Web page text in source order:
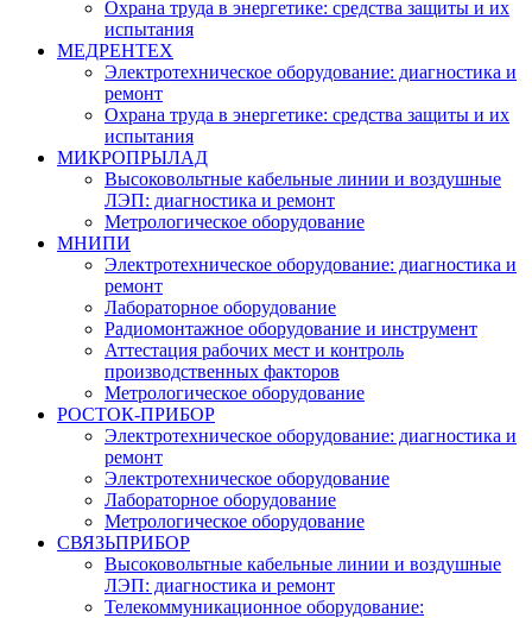
Охрана труда в энергетике: средства защиты и их
испытания
МЕДРЕНТЕХ
Электротехническое оборудование: диагностика и
ремонт
Охрана труда в энергетике: средства защиты и их
испытания
МИКРОПРЫЛАД
Высоковольтные кабельные линии и воздушные
ЛЭП: диагностика и ремонт
Метрологическое оборудование
МНИПИ
Электротехническое оборудование: диагностика и
ремонт
Лабораторное оборудование
Радиомонтажное оборудование и инструмент
Аттестация рабочих мест и контроль
производственных факторов
Метрологическое оборудование
РОСТОК-ПРИБОР
Электротехническое оборудование: диагностика и
ремонт
Электротехническое оборудование
Лабораторное оборудование
Метрологическое оборудование
СВЯЗЬПРИБОР
Высоковольтные кабельные линии и воздушные
ЛЭП: диагностика и ремонт
Телекоммуникационное оборудование: